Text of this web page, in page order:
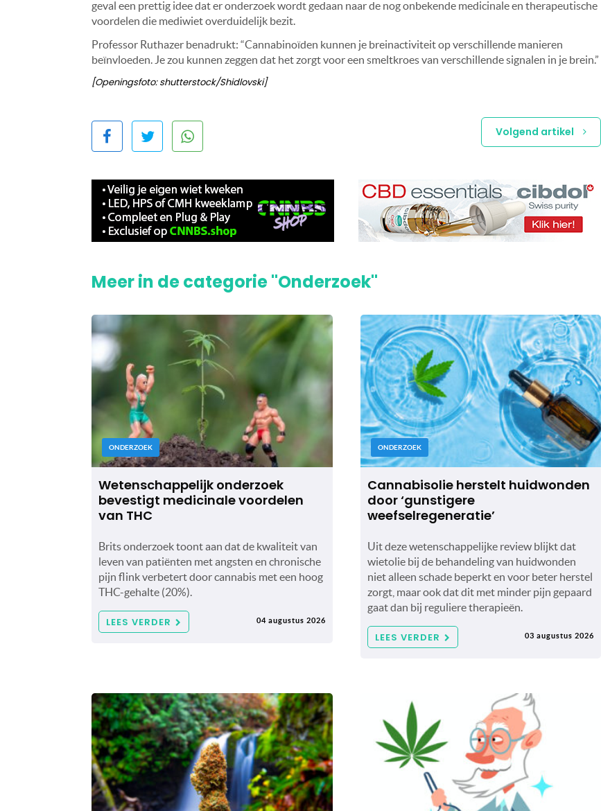
geval een prettig idee dat er onderzoek wordt gedaan naar de nog onbekende medicinale en therapeutische
voordelen die mediwiet overduidelijk bezit.
Professor Ruthazer benadrukt: “Cannabinoïden kunnen je breinactiviteit op verschillende manieren
beïnvloeden. Je zou kunnen zeggen dat het zorgt voor een smeltkroes van verschillende signalen in je brein.”
[Openingsfoto: shutterstock/Shidlovski]
Volgend artikel
Meer in de categorie "Onderzoek"
ONDERZOEK
Wetenschappelijk onderzoek
bevestigt medicinale voordelen
van THC
Brits onderzoek toont aan dat de kwaliteit van
leven van patiënten met angsten en chronische
pijn flink verbetert door cannabis met een hoog
THC-gehalte (20%).
LEES VERDER 04 augustus 2026
ONDERZOEK
Cannabisolie herstelt huidwonden
door ‘gunstigere
weefselregeneratie’
Uit deze wetenschappelijke review blijkt dat
wietolie bij de behandeling van huidwonden
niet alleen schade beperkt en voor beter herstel
zorgt, maar ook dat dit met minder pijn gepaard
gaat dan bij reguliere therapieën.
LEES VERDER 03 augustus 2026